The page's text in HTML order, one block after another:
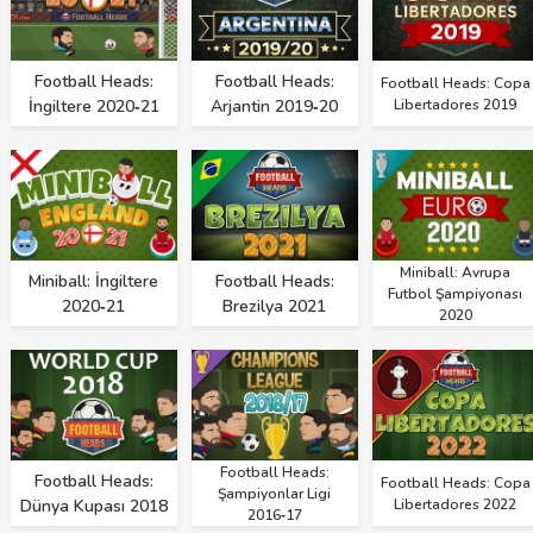
Football Heads:
İngiltere 2020‑21
Football Heads:
Arjantin 2019‑20
Football Heads: Copa
Libertadores 2019
Miniball: İngiltere
2020‑21
Football Heads:
Brezilya 2021
Miniball: Avrupa
Futbol Şampiyonası
2020
Football Heads:
Dünya Kupası 2018
Football Heads:
Şampiyonlar Ligi
2016‑17
Football Heads: Copa
Libertadores 2022